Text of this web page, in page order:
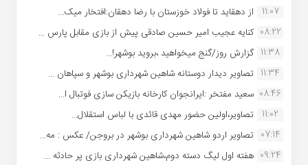
11:07
از دهقاید تا فولاد خوزستان با رضا دهقان:افتخار میک...
08:22 کنایه عجیب امیر حسین صادقی پیش از بازی مقابل پارس ...
11:38 گزارش روز/گنج میخواهید ،بروید بوشهر!...
11:34 تصاویر دیدار دوستانه شاهین شهردارى بوشهر و سپاهان ...
08:46 سعید مفتخر :ایرانجوان کارخانه بازیکن سازی فوتبال ا...
11:02
تصاویر،اولین حضور مهدی قائدی با لباس استقلال...
07:14 تصاویر اردو شاهین شهرداری بوشهر در بروجن/ عکس : مه...
09:24 هفته اول لیگ دسته دوم،شاهین شهرداری بازی پر حادثه ...